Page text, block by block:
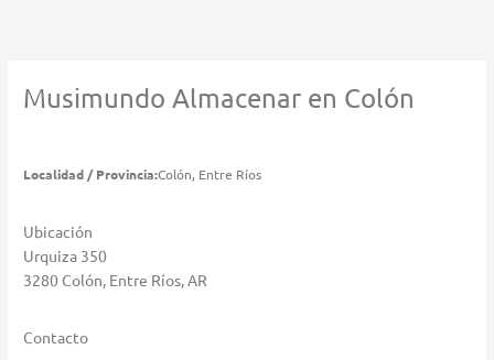
MusimundoAlmacenar en Colón
Localidad / Provincia:Colón, Entre Ríos
Ubicación
Urquiza 350
3280 Colón, Entre Ríos, AR
Contacto